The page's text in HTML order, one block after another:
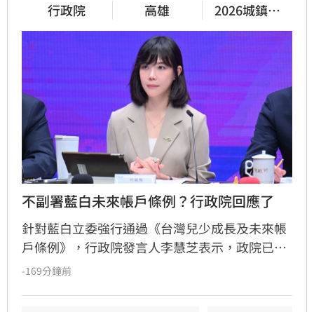
行政院 高雄
2026城鎮韌
性演習
不副署藍白未來帳戶條例？行政院回應了
針對藍白立委強行通過《台灣兒少成長及未來帳
戶條例》，行政院發言人李慧芝表示，政院已收
到三讀函文，強調編列預算為行政院憲政職權，
-169分鐘前